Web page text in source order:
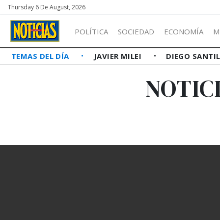
Thursday 6 De August, 2026
POLÍTICA SOCIEDAD ECONOMÍA
TEMAS DEL DÍA JAVIER MILEI DIEGO